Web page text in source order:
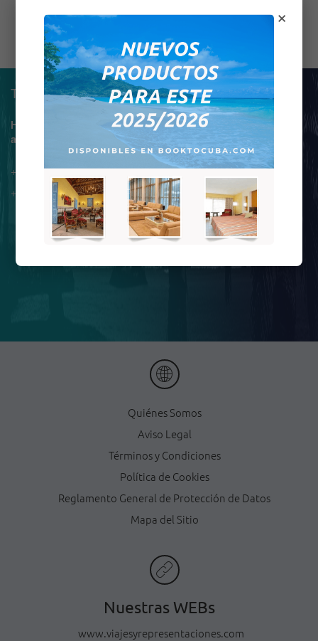
Teléfono de asistencia.
Horario de atención de 9:00
am a 7:00 pm
+34 675 976 175
+53 634 187 01
Quiénes Somos
Aviso Legal
Términos y Condiciones
Política de Cookies
Reglamento General de Protección de Datos
Mapa del Sitio
Nuestras WEBs
www.viajesyrepresentaciones.com
×